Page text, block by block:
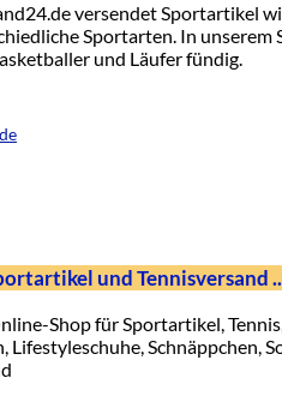
versendet Sportartikel
Sportarten. In unserem
und Läufer fündig.
und Tennisversand
Shop für Sportartikel,
Lifestyleschuhe, Schnäppchen,